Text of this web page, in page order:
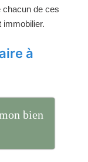
chacun de ces
immobilier.
à
bien